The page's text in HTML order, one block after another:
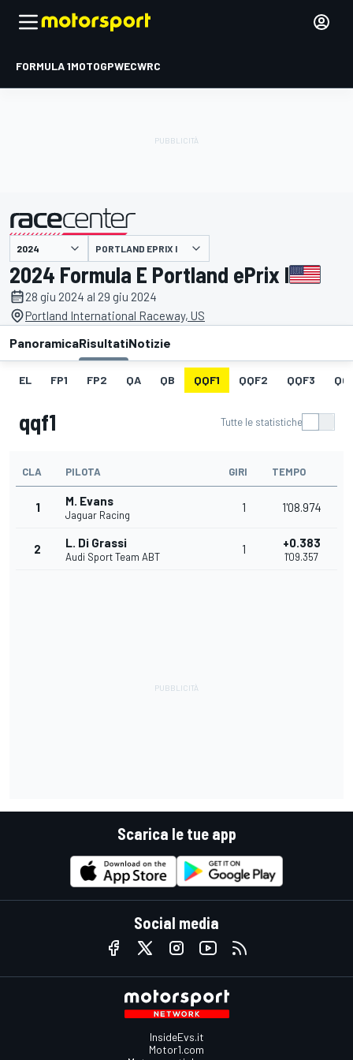
FORMULA 1MOTOGPWECWRC
presentato da PORTLAND EPRIX I
2024 Formula E Portland ePrix I
28 giu 2024 al 29 giu 2024
Portland International Raceway, US
PanoramicaRisultatiNotizie
EL FP1 FP2 QA QB QQF1 QQF2 QQF3
qqf1 Tutte le statistiche
CLA PILOTA GIRI TEMPO
1 M. Evans
Jaguar Racing
1 1'08.974
2 L. Di Grassi
Audi Sport Team ABT
1 +0.383
1'09.357
Scarica le tue app
Social media
InsideEvs.it
Motor1.com